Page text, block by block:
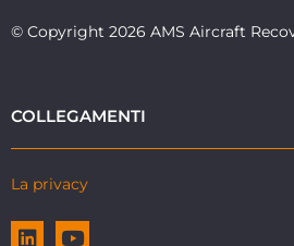
© Copyright 2026 AMS Aircraft
COLLEGAMENTI
La privacy